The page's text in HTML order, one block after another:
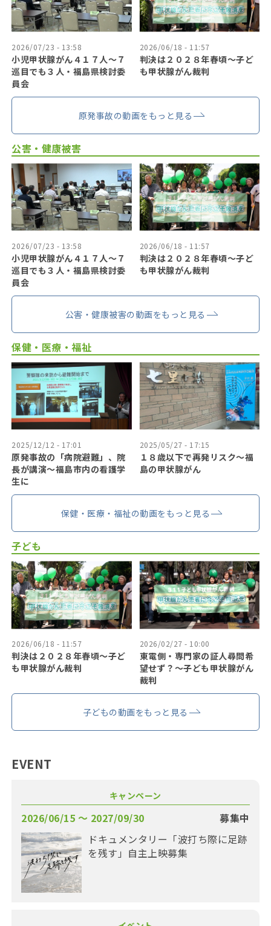
2026/07/23 - 13:58
小児甲状腺がん４１７人〜７
巡目でも３人・福島県検討委
員会
2026/06/18 - 11:57
判決は２０２８年春頃〜子ど
も甲状腺がん裁判
原発事故の動画をもっと見る
公害・健康被害
2026/07/23 - 13:58
小児甲状腺がん４１７人〜７
巡目でも３人・福島県検討委
員会
2026/06/18 - 11:57
判決は２０２８年春頃〜子ど
も甲状腺がん裁判
公害・健康被害の動画をもっと見る
保健・医療・福祉
2025/12/12 - 17:01
原発事故の「病院避難」、院
長が講演～福島市内の看護学
生に
2025/05/27 - 17:15
１８歳以下で再発リスク〜福
島の甲状腺がん
保健・医療・福祉の動画をもっと見る
子ども
2026/06/18 - 11:57
判決は２０２８年春頃〜子ど
も甲状腺がん裁判
2026/02/27 - 10:00
東電側・専門家の証人尋問希
望せず？〜子ども甲状腺がん
裁判
子どもの動画をもっと見る
EVENT
キャンペーン
2026/06/15 〜 2027/09/30
募集中
ドキュメンタリー「波打ち際に足跡
を残す」自主上映募集